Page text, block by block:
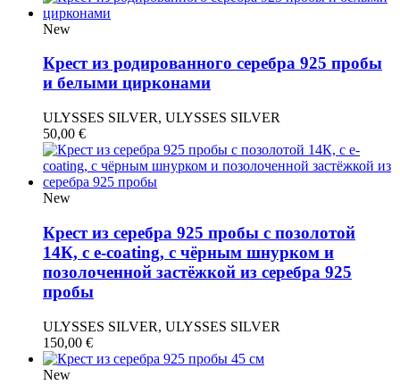
New
Крест из родированного серебра 925 пробы
и белыми цирконами
ULYSSES SILVER, ULYSSES SILVER
50,00 €
New
Крест из серебра 925 пробы с позолотой
14К, с e-coating, с чёрным шнурком и
позолоченной застёжкой из серебра 925
пробы
ULYSSES SILVER, ULYSSES SILVER
150,00 €
New